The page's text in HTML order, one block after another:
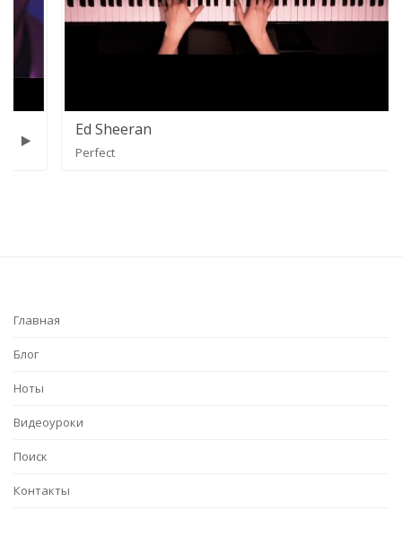
Ed Sheeran
Главная
Блог
Ноты
Видеоуроки
Поиск
Контакты